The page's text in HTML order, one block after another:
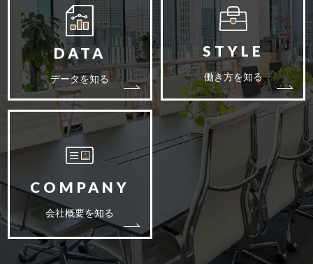
データを知る 働き方を知る
会社概要を知る